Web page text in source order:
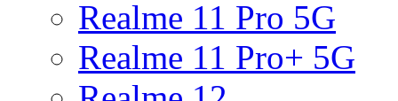
Realme 11 Pro 5G
Realme 11 Pro+ 5G